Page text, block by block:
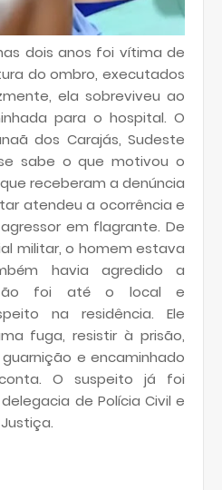
dois anos foi vítima de
do ombro, executados
ela sobreviveu ao
para o hospital. O
dos Carajás, Sudeste
sabe o que motivou o
receberam a denúncia
atendeu a ocorrência e
em flagrante. De
militar, o homem estava
havia agredido a
foi até o local e
na residência. Ele
fuga, resistir à prisão,
e encaminhado
O suspeito já foi
de Polícia Civil e